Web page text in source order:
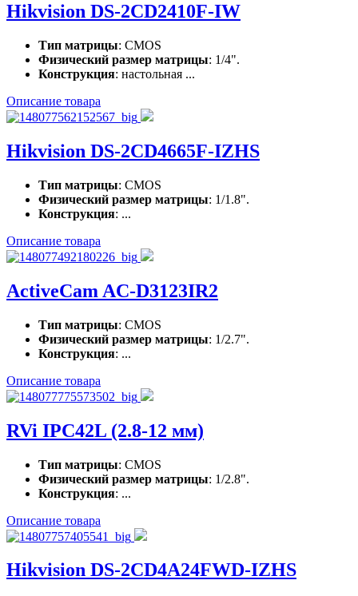
Hikvision DS-2CD2410F-IW
Тип матрицы: CMOS
Физический размер матрицы: 1/4".
Конструкция: настольная ...
Описание товара
Hikvision DS-2CD4665F-IZHS
Тип матрицы: CMOS
Физический размер матрицы: 1/1.8".
Конструкция: ...
Описание товара
ActiveCam AC-D3123IR2
Тип матрицы: CMOS
Физический размер матрицы: 1/2.7".
Конструкция: ...
Описание товара
RVi IPC42L (2.8-12 мм)
Тип матрицы: CMOS
Физический размер матрицы: 1/2.8".
Конструкция: ...
Описание товара
Hikvision DS-2CD4A24FWD-IZHS